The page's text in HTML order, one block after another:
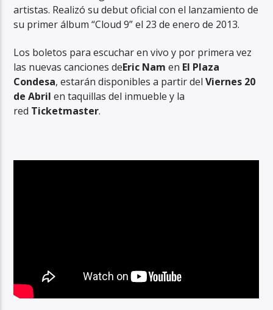
artistas. Realizó su debut oficial con el lanzamiento de
su primer álbum “Cloud 9” el 23 de enero de 2013.
Los boletos para escuchar en vivo y por primera vez
las nuevas canciones deEric Namen El Plaza
Condesa, estarán disponibles a partir delViernes 20
de Abrilen taquillas del inmueble y la
red Ticketmaster.